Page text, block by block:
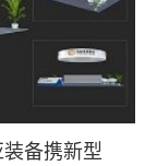
备携新型